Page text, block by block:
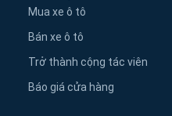
Mua xe ô tô
Bán xe ô tô
Trở thành cộng tác viên
Báo giá cửa hàng